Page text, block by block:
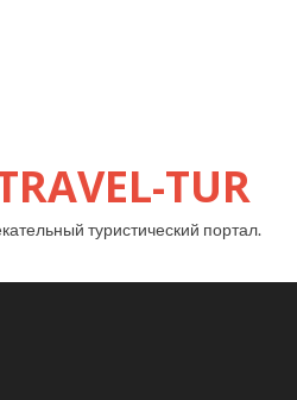
TUR
туристический портал.